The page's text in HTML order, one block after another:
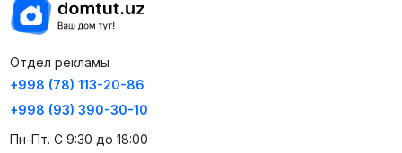
Отдел рекламы
+998 (78) 113-20-86
+998 (93) 390-30-10
Пн-Пт. С 9:30 до 18:00